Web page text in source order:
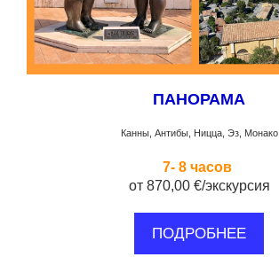
ПАНОРАМА
Канны, Антибы, Ницца, Эз, Монако
7- 8 часов
от 870,00 €/экскурсия
ПОДРОБНЕЕ